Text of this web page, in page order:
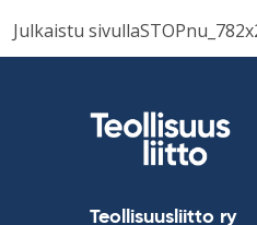
Навигация
записям
Julkaistu sivulla
Teollisuusliitto ry